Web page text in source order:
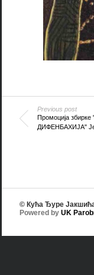
Previous post
Промoција
ДИФЕНБАХИЈА"
© Кућа Ђуре
Powered by UK